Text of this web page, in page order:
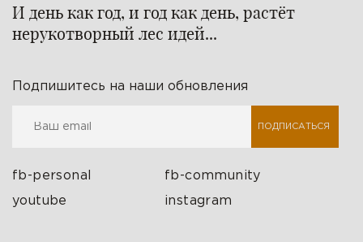
И день как год, и год как день, растёт
нерукотворный лес идей...
Подпишитесь на наши обновления
ПОДПИСАТЬСЯ
fb-personal fb-community
youtube instagram